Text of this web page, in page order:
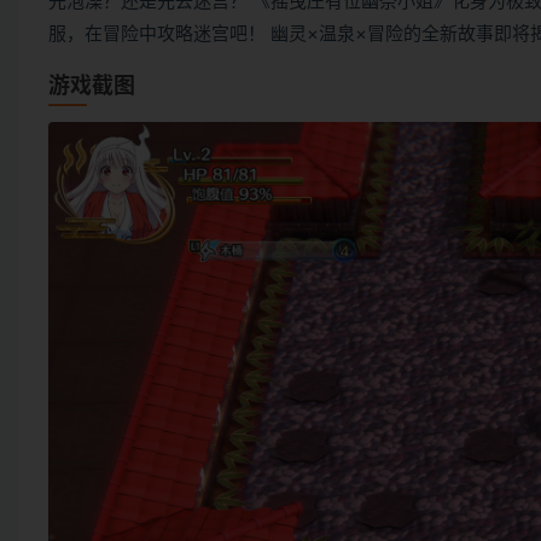
服，在冒险中攻略迷宫吧！ 幽灵×温泉×冒险的全新故事即将
游戏截图